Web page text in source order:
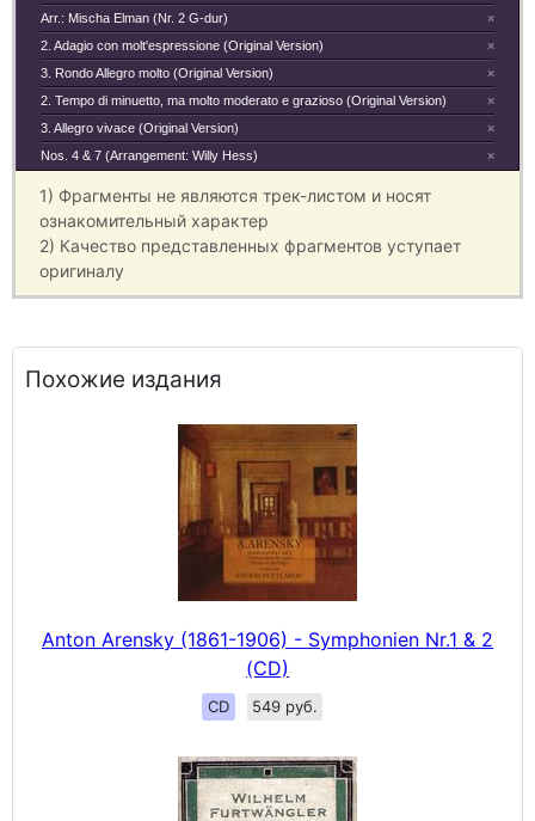
×
Arr.: Mischa Elman (Nr. 2 G-dur)
×
2. Adagio con molt'espressione (Original Version)
×
3. Rondo Allegro molto (Original Version)
×
2. Tempo di minuetto, ma molto moderato e grazioso (Original Version)
×
3. Allegro vivace (Original Version)
×
Nos. 4 & 7 (Arrangement: Willy Hess)
1) Фрагменты не являются трек-листом и носят
ознакомительный характер
2) Качество представленных фрагментов уступает
оригиналу
Похожие издания
Anton Arensky (1861-1906) - Symphonien Nr.1 & 2
(CD)
CD 549 руб.